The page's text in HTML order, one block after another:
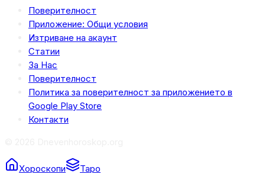
Поверителност
Приложение: Общи условия
Изтриване на акаунт
Статии
За Нас
Поверителност
Политика за поверителност за приложението в
Google Play Store
Контакти
Хороскопи Таро